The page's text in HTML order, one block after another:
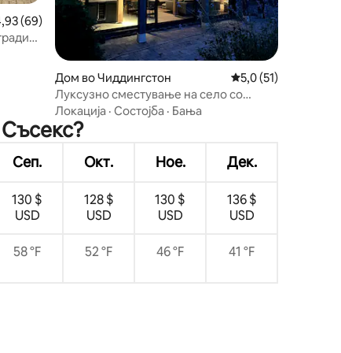
оцена: 4,93 од 5, 69 рецензии
(69)
Дом во Чиддингстон Просечна оцена:
5,0 (51)
Луксузно сместување на село со
џакузи
Локација · Состојба · Бања
Сеп. Окт. Ное. Дек.
130 $
USD
128 $
USD
130 $
USD
136 $
USD
58 °F 52 °F 46 °F 41 °F